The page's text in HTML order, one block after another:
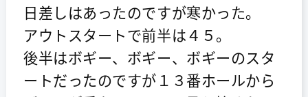
日差しはあったのですが寒かった。
アウトスタートで前半は４５。
後半はボギー、ボギー、ボギーのスタ
ートだったのですが１３番ホールから